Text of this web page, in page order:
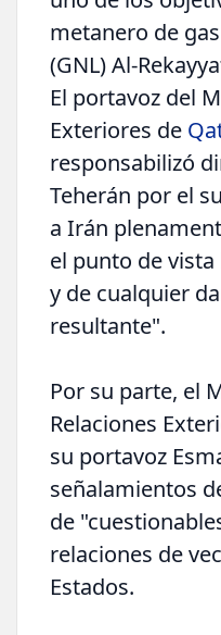
metanero de
(GNL) Al-
El portavoz del
Exteriores de
responsabilizó
Teherán por el
a Irán
el punto de
y de cualquier
resultante".
Por su parte, el
Relaciones
su portavoz
señalamientos
de
relaciones de
Estados.